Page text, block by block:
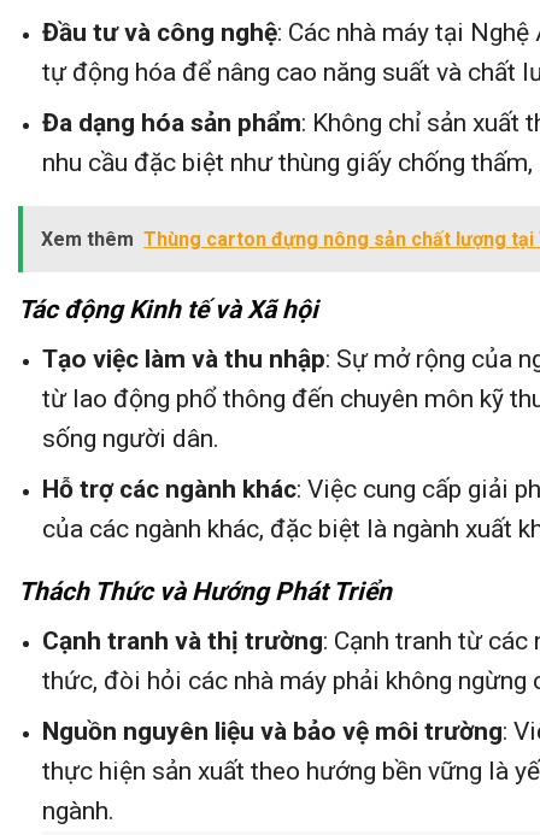
Đầu tư và công nghệ: Các nhà máy tại
tự động hóa để nâng cao năng suất và chất
Đa dạng hóa sản phẩm: Không chỉ sản xuất
nhu cầu đặc biệt như thùng giấy chống
Xem thêm Thùng carton đựng nông sản chất lượng tại
Tác động Kinh tế và Xã hội
Tạo việc làm và thu nhập: Sự mở rộng của
từ lao động phổ thông đến chuyên môn kỹ
sống người dân.
Hỗ trợ các ngành khác: Việc cung cấp giải
của các ngành khác, đặc biệt là ngành xuất
Thách Thức và Hướng Phát Triển
Cạnh tranh và thị trường: Cạnh tranh từ
thức, đòi hỏi các nhà máy phải không
Nguồn nguyên liệu và bảo vệ môi trường:
thực hiện sản xuất theo hướng bền vững là
ngành.